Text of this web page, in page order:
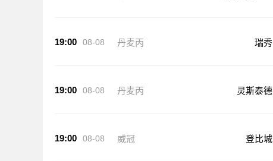
19:00 08-08 丹麦丙 瑞秀
19:00 08-08 丹麦丙 灵斯泰德
19:00 08-08 威冠 登比城